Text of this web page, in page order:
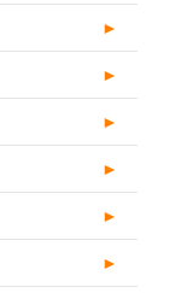
►
►
►
►
►
►